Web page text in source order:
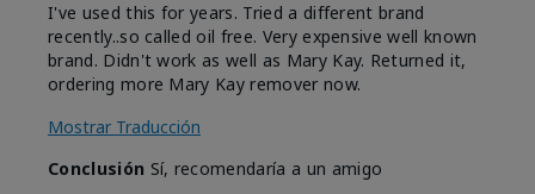
I've used this for years. Tried a different brand
recently..so called oil free. Very expensive well known
brand. Didn't work as well as Mary Kay. Returned it,
ordering more Mary Kay remover now.
Mostrar Traducción
Conclusión Sí, recomendaría a un amigo